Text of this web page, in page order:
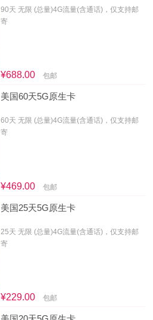
90天 无限 (总量)4G流量(含通话)，仅支持邮
寄
¥688.00 包邮
美国60天5G原生卡
60天 无限 (总量)4G流量(含通话)，仅支持邮
寄
¥469.00 包邮
美国25天5G原生卡
25天 无限 (总量)4G流量(含通话)，仅支持邮
寄
¥229.00 包邮